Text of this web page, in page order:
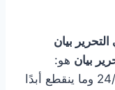
بيان
بيان هو:
50059210 احفظه الحين، يشتغل 24/7 وما ينقطع أبدًا